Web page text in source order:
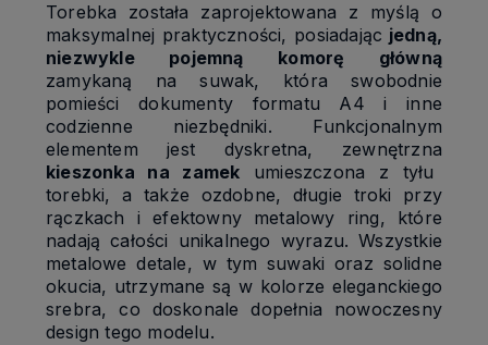
Torebka została zaprojektowana z myślą o
maksymalnej praktyczności, posiadając jedną,
niezwykle pojemną komorę główną
zamykaną na suwak, która swobodnie
pomieści dokumenty formatu A4 i inne
codzienne niezbędniki. Funkcjonalnym
elementem jest dyskretna, zewnętrzna
kieszonka na zamek umieszczona z tyłu
torebki, a także ozdobne, długie troki przy
rączkach i efektowny metalowy ring, które
nadają całości unikalnego wyrazu. Wszystkie
metalowe detale, w tym suwaki oraz solidne
okucia, utrzymane są w kolorze eleganckiego
srebra, co doskonale dopełnia nowoczesny
design tego modelu.